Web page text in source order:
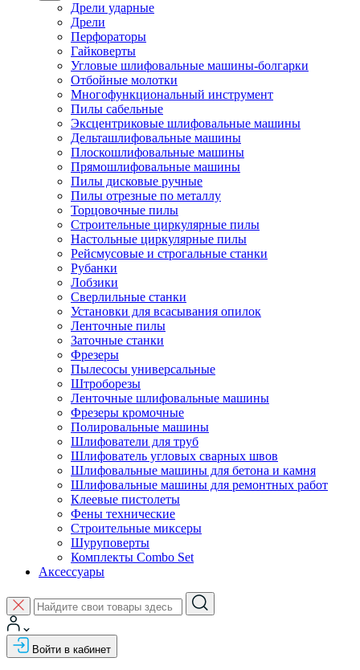
Дрели ударные
Дрели
Перфораторы
Гайковерты
Угловые шлифовальные машины-болгарки
Отбойные молотки
Многофункциональный инструмент
Пилы сабельные
Эксцентриковые шлифовальные машины
Дельташлифовальные машины
Плоскошлифовальные машины
Прямошлифовальные машины
Пилы дисковые ручные
Пилы отрезные по металлу
Торцовочные пилы
Строительные циркулярные пилы
Настольные циркулярные пилы
Рейсмусовые и строгальные станки
Рубанки
Лобзики
Сверлильные станки
Установки для всасывания опилок
Ленточные пилы
Заточные станки
Фрезеры
Пылесосы универсальные
Штроборезы
Ленточные шлифовальные машины
Фрезеры кромочные
Полировальные машины
Шлифователи для труб
Шлифователь угловых сварных швов
Шлифовальные машины для бетона и камня
Шлифовальные машины для ремонтных работ
Клеевые пистолеты
Фены технические
Строительные миксеры
Шуруповерты
Комплекты Combo Set
Аксессуары
Войти в кабинет